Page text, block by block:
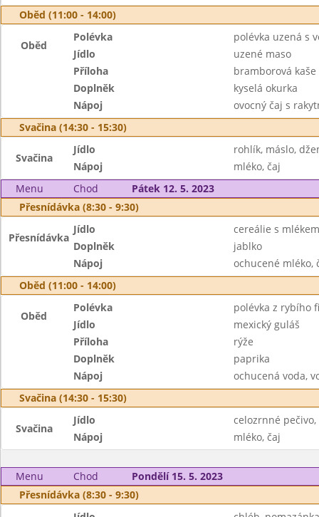
Oběd (11:00 - 14:00)
Oběd
Polévka
polévka uzená s
Jídlo
uzené maso
Příloha
bramborová kaše
Doplněk
kyselá okurka
Nápoj
ovocný čaj s
Svačina (14:30 - 15:30)
Svačina
Jídlo
rohlík, máslo,
Nápoj
mléko, čaj
Menu
Chod
Pátek 12. 5. 2023
Přesnídávka (8:30 - 9:30)
Přesnídávka
Jídlo
cereálie s mlékem
Doplněk
jablko
Nápoj
ochucené mléko,
Oběd (11:00 - 14:00)
Oběd
Polévka
polévka z rybího
Jídlo
mexický guláš
Příloha
rýže
Doplněk
paprika
Nápoj
ochucená voda,
Svačina (14:30 - 15:30)
Svačina
Jídlo
celozrnné pečivo,
Nápoj
mléko, čaj
Menu Chod
Pondělí 15. 5. 2023
Přesnídávka (8:30 - 9:30)